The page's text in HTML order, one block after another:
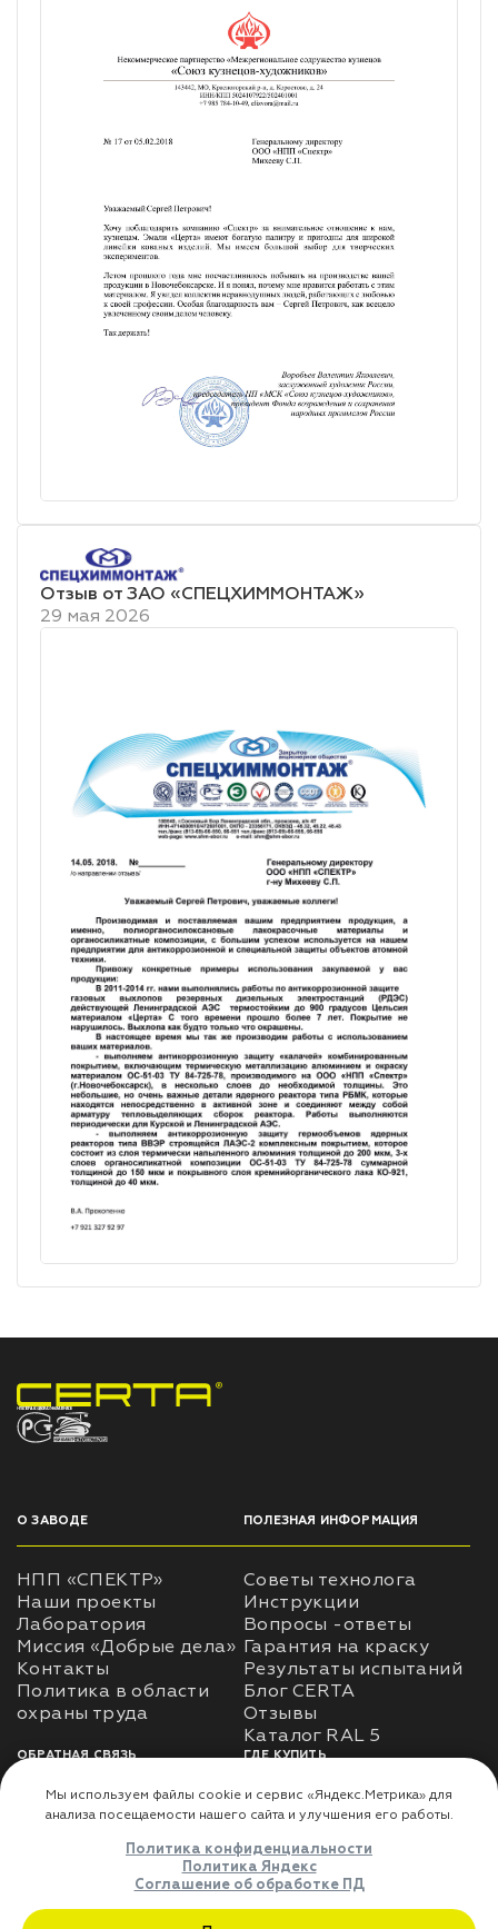
Отзыв от ЗАО «СПЕЦХИММОНТАЖ»
29 мая 2026
НПП «СПЕКТР» ЗАВОД ЛАКОКРАСОЧНЫХ МАТЕРИАЛОВ
О ЗАВОДЕ
НПП «СПЕКТР»
Наши проекты
Лаборатория
Миссия «Добрые дела»
Контакты
Политика в области
ПОЛЕЗНАЯ ИНФОРМАЦИЯ
Советы технолога
Инструкции
Вопросы -ответы
Гарантия на краску
Результаты испытаний
Блог CERTA
Отзывы
Каталог RAL 5
ОБРАТНАЯ СВЯЗЬ
Использование
использования личных
Оферта
ГДЕ КУПИТЬ
Доставка
Где купить